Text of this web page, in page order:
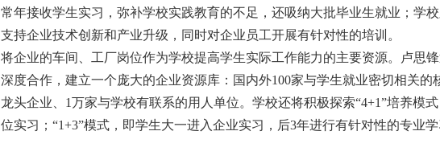
常年接收学生实习，弥补学校实践教育的不足，还吸纳大批毕业生就业；学
支持企业技术创新和产业升级，同时对企业员工开展有针对性的培训。
将企业的车间、工厂岗位作为学校提高学生实际工作能力的主要资源。卢思
深度合作，建立一个庞大的企业资源库：国内外100家与学生就业密切相关的
龙头企业、1万家与学校有联系的用人单位。学校还将积极探索“4+1”培养模
位实习；“1+3”模式，即学生大一进入企业实习，后3年进行有针对性的专业学